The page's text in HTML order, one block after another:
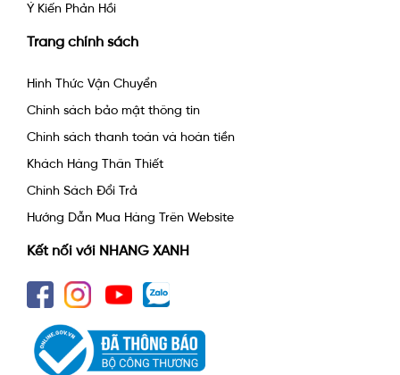
Ý Kiến Phản Hồi
Trang chính sách
Hình Thức Vận Chuyển
Chính sách bảo mật thông tin
Chính sách thanh toán và hoàn tiền
Khách Hàng Thân Thiết
Chính Sách Đổi Trả
Hướng Dẫn Mua Hàng Trên Website
Kết nối với NHANG XANH